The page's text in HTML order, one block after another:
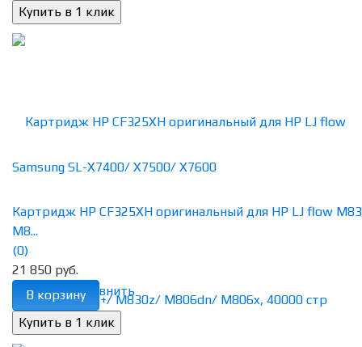
избранное сравнить
Картридж HP CF325XH оригинальный для HP LJ flow
M8...
(0)
21 850 руб.
В корзину